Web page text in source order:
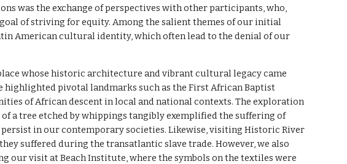
was the exchange of perspectives with other participants, who,
of striving for equity. Among the salient themes of our initial
American cultural identity, which often lead to the denial of our
whose historic architecture and vibrant cultural legacy came
pivotal landmarks such as the First African Baptist
of African descent in local and national contexts. The exploration
a tree etched by whippings tangibly exemplified the suffering of
in our contemporary societies. Likewise, visiting Historic River
suffered during the transatlantic slave trade. However, we also
visit at Beach Institute, where the symbols on the textiles were